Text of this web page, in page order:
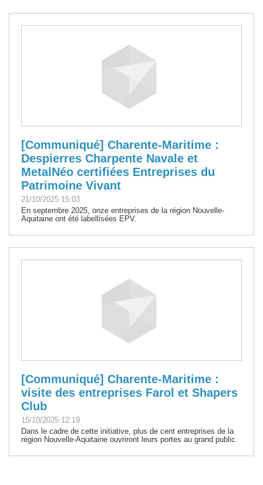
[Communiqué] Charente-Maritime :
Despierres Charpente Navale et
MetalNéo certifiées Entreprises du
Patrimoine Vivant
21/10/2025 15:03
En septembre 2025, onze entreprises de la région Nouvelle-
Aquitaine ont été labellisées EPV.
[Communiqué] Charente-Maritime :
visite des entreprises Farol et Shapers
Club
15/10/2025 12:19
Dans le cadre de cette initiative, plus de cent entreprises de la
région Nouvelle-Aquitaine ouvriront leurs portes au grand public.